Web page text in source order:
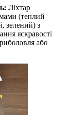
Ліхтар
(теплий
зелений) з
яскравості
або